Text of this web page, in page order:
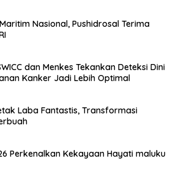
Nasional, Pushidrosal Terima
dan Menkes Tekankan Deteksi Dini
Kanker Jadi Lebih Optimal
Laba Fantastis, Transformasi
Perkenalkan Kekayaan Hayati maluku